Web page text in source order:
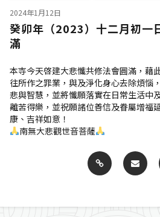
2024年1月12日
癸卯年（2023）十二月初一
滿
本寺今天啓建大悲懺共修法會圓滿，藉
往所作之罪業，與及淨化身心去除煩惱
悲與智慧，並將懺願落實在日常生活中
離苦得樂，並祝願諸位善信及眷屬增福
康、吉祥如意！
南無大悲觀世音菩薩